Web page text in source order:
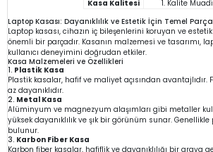
Kasa Kalitesi
1. Kalite
Laptop Kasası: Dayanıklılık ve Estetik İçin Temel Parça
Laptop kasası, cihazın iç bileşenlerini koruyan ve
önemli bir parçadır. Kasanın malzemesi ve tasarımı,
kullanıcı deneyimini doğrudan etkiler.
Kasa Malzemeleri ve Özellikleri
1. Plastik Kasa
Plastik kasalar, hafif ve maliyet açısından avantajlıdır.
az dayanıklıdır.
2. Metal Kasa
Alüminyum ve magnezyum alaşımları gibi metaller
yüksek dayanıklılık ve şık bir görünüm sunar.
bulunur.
3. Karbon Fiber Kasa
Karbon fiber kasalar, hafiflik ve dayanıklılığı bir araya